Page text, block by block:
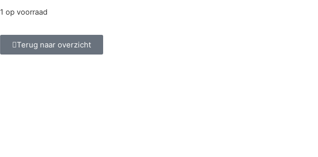
1 op voorraad
Terug naar overzicht